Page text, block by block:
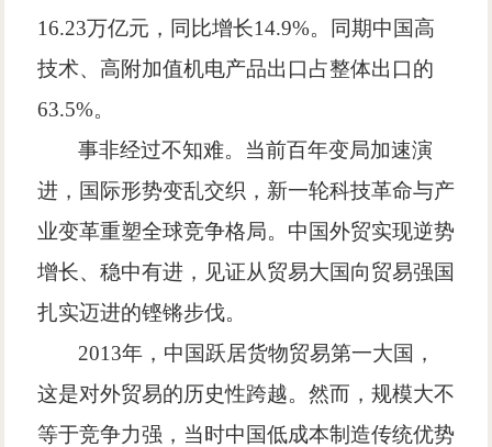
16.23万亿元，同比增长14.9%。同期中国高
技术、高附加值机电产品出口占整体出口的
63.5%。
事非经过不知难。当前百年变局加速演
进，国际形势变乱交织，新一轮科技革命与产
业变革重塑全球竞争格局。中国外贸实现逆势
增长、稳中有进，见证从贸易大国向贸易强国
扎实迈进的铿锵步伐。
2013年，中国跃居货物贸易第一大国，
这是对外贸易的历史性跨越。然而，规模大不
等于竞争力强，当时中国低成本制造传统优势